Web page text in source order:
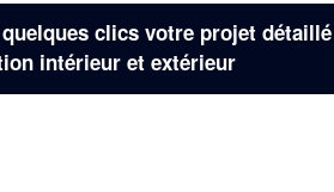
clics votre projet détaillé
intérieur et extérieur